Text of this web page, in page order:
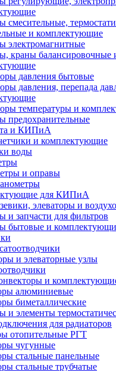
смесительные,
и комплектующие
электромагнитные
краны балансировочные
давления бытовые
давления, перепада
температуры и
предохранительные
и КИПиА
и комплектующие
воды
и оправы
для КИПиА
элеваторы и
и запчасти для фильтров
бытовые и
и элеваторные узлы
и
алюминиевые
биметаллические
и элементы
для радиаторов
отопительные РГТ
чугунные
стальные панельные
стальные трубчатые